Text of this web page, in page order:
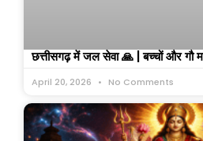
छत्तीसगढ़ में जल सेवा 🙏 | बच्चों और गौ
April 20, 2026 No Comments